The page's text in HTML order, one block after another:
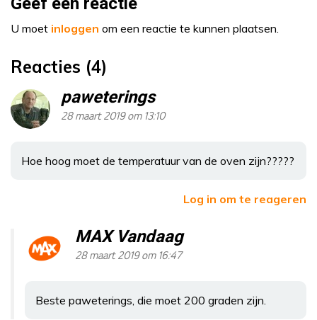
U moet inloggen om een reactie te kunnen plaatsen.
Reacties (4)
paweterings
28 maart 2019 om 13:10
Hoe hoog moet de temperatuur van de oven zijn?????
Log in om te reageren
MAX Vandaag
28 maart 2019 om 16:47
Beste paweterings, die moet 200 graden zijn.